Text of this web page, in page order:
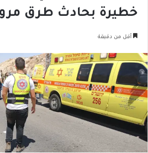
خطيرة بحادث طرق
أقل من دقيقة